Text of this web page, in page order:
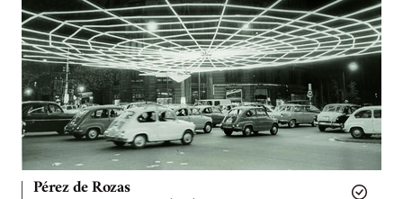
Pérez de Rozas